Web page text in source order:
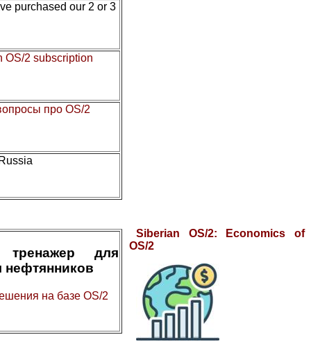
purchased our 2 or 3
OS/2 subscription
про OS/2
для
нефтянников
на базе OS/2
Siberian OS/2: Economics of
OS/2